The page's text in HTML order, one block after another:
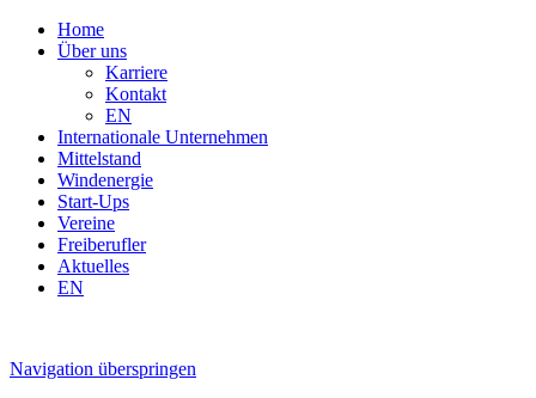
Home
Über uns
Karriere
Kontakt
EN
Internationale Unternehmen
Mittelstand
Windenergie
Start-Ups
Vereine
Freiberufler
Aktuelles
EN
Navigation überspringen